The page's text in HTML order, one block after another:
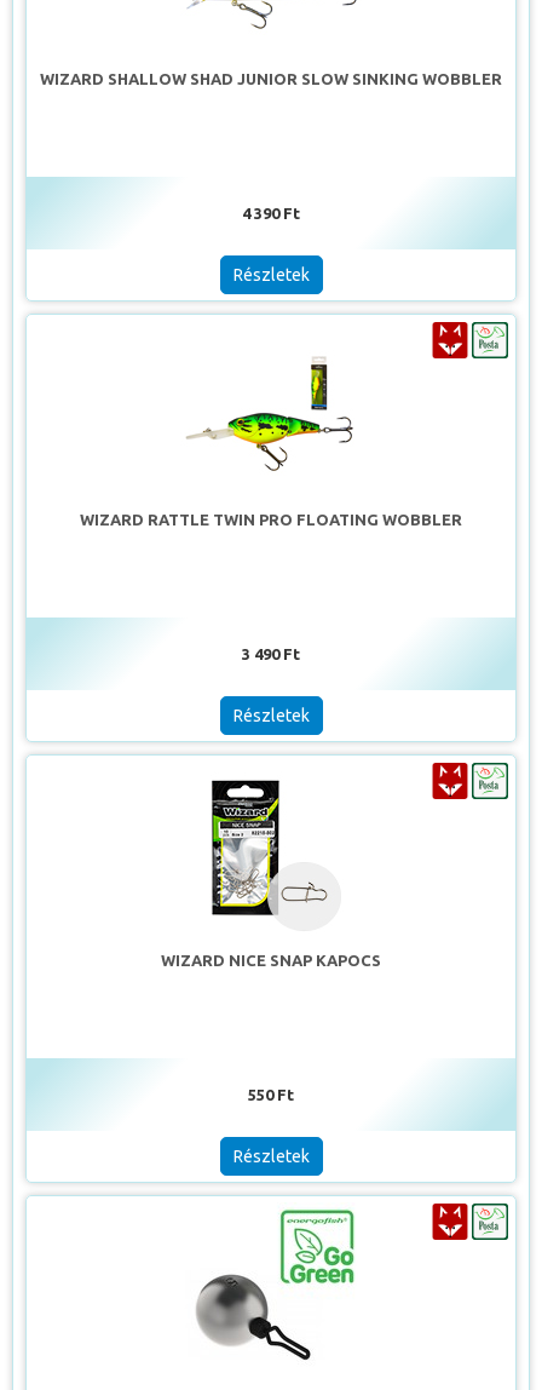
WIZARD SHALLOW SHAD JUNIOR SLOW SINKING WOBBLER
4 390 Ft
Részletek
WIZARD RATTLE TWIN PRO FLOATING WOBBLER
3 490 Ft
Részletek
WIZARD NICE SNAP KAPOCS
550 Ft
Részletek